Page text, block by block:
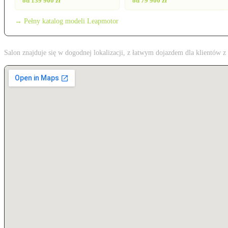
→ Pełny katalog modeli Leapmotor
Salon znajduje się w dogodnej lokalizacji, z łatwym dojazdem dla klientów